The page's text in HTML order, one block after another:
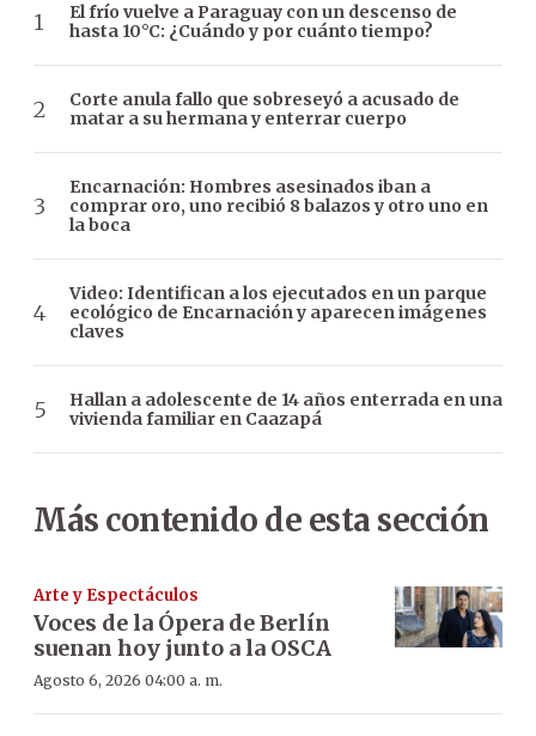
El frío vuelve a Paraguay con un descenso de
hasta 10°C: ¿Cuándo y por cuánto tiempo?
Corte anula fallo que sobreseyó a acusado de
matar a su hermana y enterrar cuerpo
Encarnación: Hombres asesinados iban a
comprar oro, uno recibió 8 balazos y otro uno en
la boca
Video: Identifican a los ejecutados en un parque
ecológico de Encarnación y aparecen imágenes
claves
Hallan a adolescente de 14 años enterrada en una
vivienda familiar en Caazapá
Más contenido de esta sección
Arte y Espectáculos
Voces de la Ópera de Berlín
suenan hoy junto a la OSCA
Agosto 6, 2026 04:00 a. m.